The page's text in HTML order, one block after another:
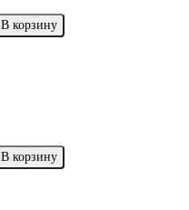
В корзину
В корзину